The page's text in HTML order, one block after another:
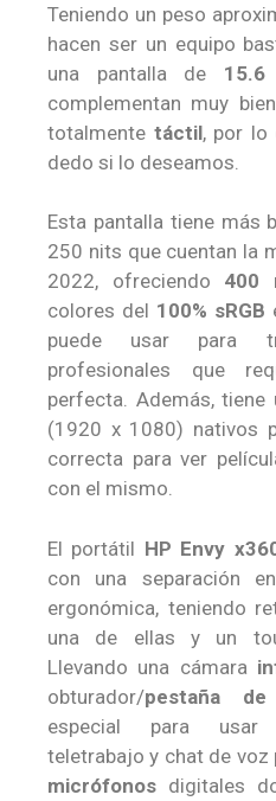
Teniendo un peso
hacen ser un equipo
una pantalla de 15.6
complementan muy
totalmente táctil, por lo
dedo si lo deseamos.
Esta pantalla tiene más
250 nits que cuentan la
2022, ofreciendo 400
colores del 100% sRGB
puede usar para
profesionales que
perfecta. Además, tiene
(1920 x 1080) nativos
correcta para ver
con el mismo.
El portátil HP Envy
con una separación
ergonómica, teniendo
una de ellas y un
Llevando una cámara
obturador/pestaña de
especial para usar
teletrabajo y chat de
micrófonos digitales